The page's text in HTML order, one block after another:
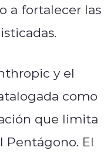
a fortalecer las
y el
como
que limita
Pentágono. El